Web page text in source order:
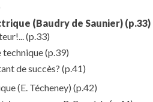
(Baudry de Saunier) (p.33)
(p.33)
technique(p.39)
de succès? (p.41)
(E. Técheney) (p.42)